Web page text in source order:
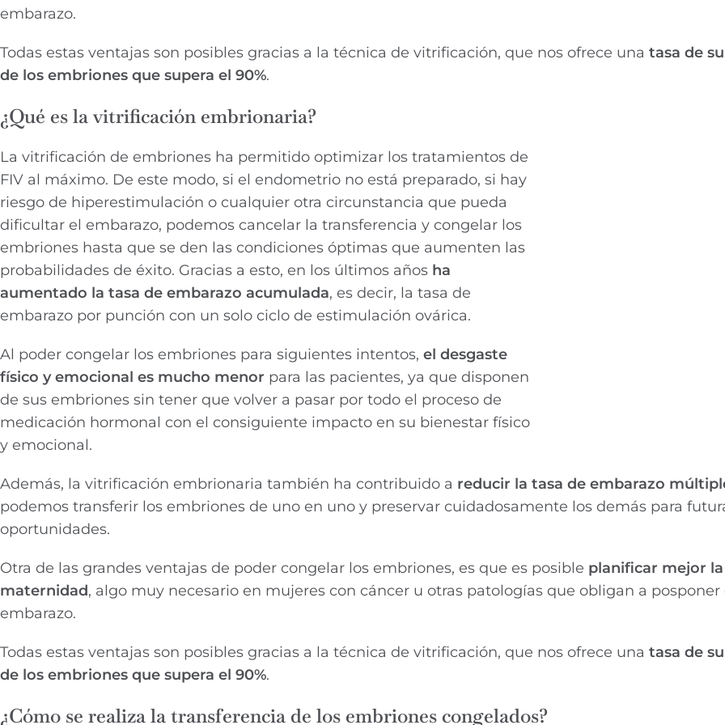
embarazo.
Todas estas ventajas son posibles gracias a la técnica de vitrificación, que nos ofrece una tasa de
de los embriones que supera el 90%.
¿Qué es la vitrificación embrionaria?
La vitrificación de embriones ha permitido optimizar los tratamientos de
FIV al máximo. De este modo, si el endometrio no está preparado, si hay
riesgo de hiperestimulación o cualquier otra circunstancia que pueda
dificultar el embarazo, podemos cancelar la transferencia y congelar los
embriones hasta que se den las condiciones óptimas que aumenten las
probabilidades de éxito. Gracias a esto, en los últimos años ha
aumentado la tasa de embarazo acumulada, es decir, la tasa de
embarazo por punción con un solo ciclo de estimulación ovárica.
Al poder congelar los embriones para siguientes intentos, el desgaste
físico y emocional es mucho menor para las pacientes, ya que disponen
de sus embriones sin tener que volver a pasar por todo el proceso de
medicación hormonal con el consiguiente impacto en su bienestar físico
y emocional.
Además, la vitrificación embrionaria también ha contribuido a reducir la tasa de embarazo
podemos transferir los embriones de uno en uno y preservar cuidadosamente los demás para
oportunidades.
Otra de las grandes ventajas de poder congelar los embriones, es que es posible planificar mejor la
maternidad, algo muy necesario en mujeres con cáncer u otras patologías que obligan a posponer
embarazo.
Todas estas ventajas son posibles gracias a la técnica de vitrificación, que nos ofrece una tasa de
de los embriones que supera el 90%.
¿Cómo se realiza la transferencia de los embriones congelados?